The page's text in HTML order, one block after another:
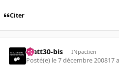
Citer
matt30-bis INpactien
Posté(e) le 7 décembre 200817 a